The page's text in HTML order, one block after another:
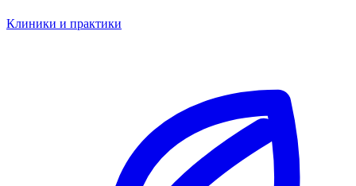
Клиники и практики